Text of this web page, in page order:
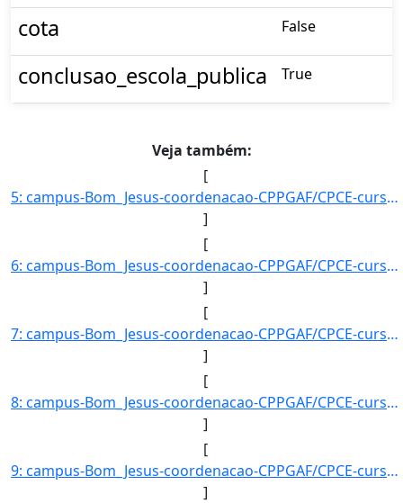
cota False
conclusao_escola_publica True
Veja também:
[
5: campus-Bom_Jesus-coordenacao-CPPGAF/CPCE-curso-POS-GRADUACAO_EM_AGRONOMIA_?_FITOTECNIA-nivel-E-aluno]
]
[
6: campus-Bom_Jesus-coordenacao-CPPGAF/CPCE-curso-POS-GRADUACAO_EM_AGRONOMIA_?_FITOTECNIA-nivel-E-aluno]
]
[
7: campus-Bom_Jesus-coordenacao-CPPGAF/CPCE-curso-POS-GRADUACAO_EM_AGRONOMIA_?_FITOTECNIA-nivel-E-aluno]
]
[
8: campus-Bom_Jesus-coordenacao-CPPGAF/CPCE-curso-POS-GRADUACAO_EM_AGRONOMIA_?_FITOTECNIA-nivel-E-aluno]
]
[
9: campus-Bom_Jesus-coordenacao-CPPGAF/CPCE-curso-POS-GRADUACAO_EM_AGRONOMIA_?_FITOTECNIA-nivel-E-aluno]
]